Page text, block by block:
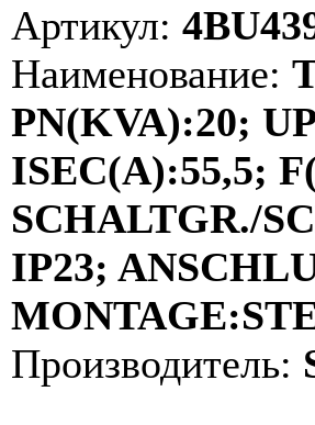
Артикул:
Наименование:
PN(KVA):20;
ISEC(A):55,5;
SCHALTGR./
IP23;
Производитель: